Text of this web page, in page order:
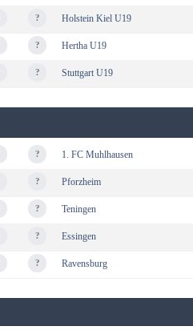
Holstein Kiel U19
?
Hertha U19
?
Stuttgart U19
?
1. FC Muhlhausen
?
Pforzheim
?
Teningen
?
Essingen
?
Ravensburg
?